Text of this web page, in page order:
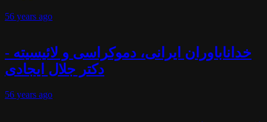
56 years ago
خداناباوران ایرانی، دموکراسی و لائیسیته -
دکتر جلال ایجادی
56 years ago